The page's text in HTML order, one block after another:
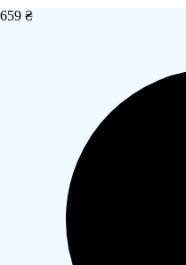
659 ₴